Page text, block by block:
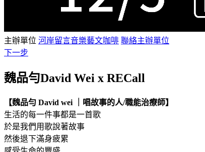
主辦單位 河岸留言音樂藝文咖啡 聯絡主辦單位
下一步
魏品勻David Wei x RECall
【魏品勻 David wei ｜唱故事的人/職能治療師】
生活的每一件事都是一首歌
於是我們用歌說著故事
然後退下滿身疲累